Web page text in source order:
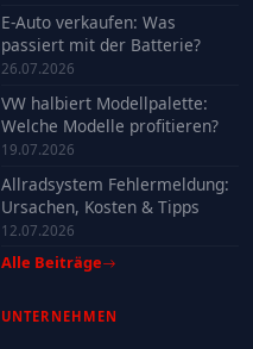
E-Auto verkaufen: Was
passiert mit der Batterie?
26.07.2026
VW halbiert Modellpalette:
Welche Modelle profitieren?
19.07.2026
Allradsystem Fehlermeldung:
Ursachen, Kosten & Tipps
12.07.2026
Alle Beiträge
UNTERNEHMEN